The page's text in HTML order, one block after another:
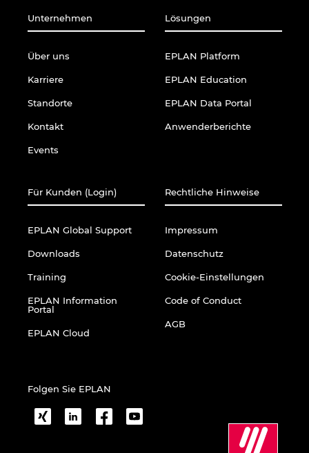
Unternehmen
Über uns
Karriere
Standorte
Kontakt
Events
Lösungen
EPLAN Platform
EPLAN Education
EPLAN Data Portal
Anwenderberichte
Für Kunden (Login)
EPLAN Global Support
Downloads
Training
EPLAN Information
Portal
EPLAN Cloud
Rechtliche Hinweise
Impressum
Datenschutz
Cookie-Einstellungen
Code of Conduct
AGB
Folgen Sie EPLAN
Südkorea
Tschechische Republik
Ukraine
Ungarn
USA
Vereinigte Arabische Emirate